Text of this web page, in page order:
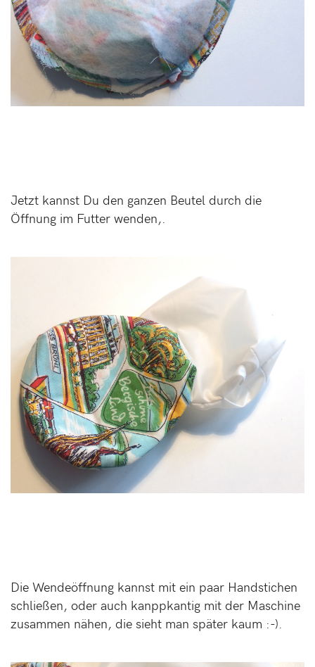
Jetzt kannst Du den ganzen Beutel durch die
Öffnung im Futter wenden,.
Die Wendeöffnung kannst mit ein paar Handstichen
schließen, oder auch kanppkantig mit der Maschine
zusammen nähen, die sieht man später kaum :-).